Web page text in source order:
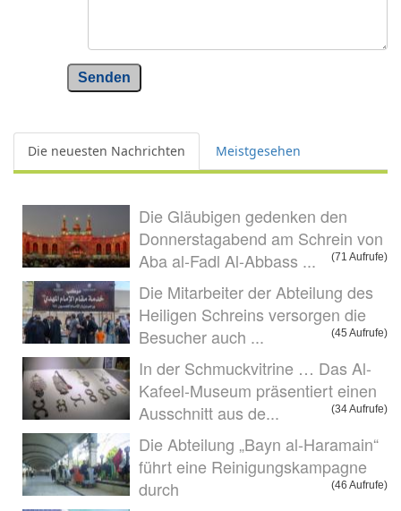
Senden
Die neuesten Nachrichten Meistgesehen
Die Gläubigen gedenken den
Donnerstagabend am Schrein von
Aba al-Fadl Al-Abbass ...
(71 Aufrufe)
Die Mitarbeiter der Abteilung des
Heiligen Schreins versorgen die
Besucher auch ...
(45 Aufrufe)
In der Schmuckvitrine … Das Al-
Kafeel-Museum präsentiert einen
Ausschnitt aus de...
(34 Aufrufe)
Die Abteilung „Bayn al-Haramain“
führt eine Reinigungskampagne
durch
(46 Aufrufe)